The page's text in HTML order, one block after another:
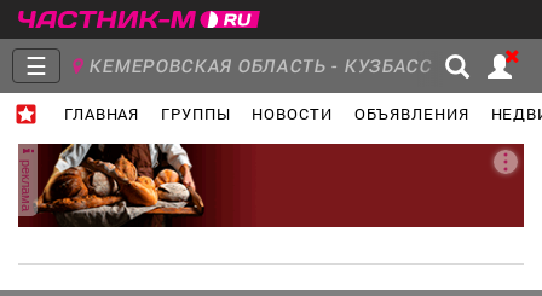
☰ КЕМЕРОВСКАЯ ОБЛАСТЬ - КУЗБАСС
ГЛАВНАЯ ГРУППЫ НОВОСТИ ОБЪЯВЛЕНИЯ
Главная
Группы Новости
реклама